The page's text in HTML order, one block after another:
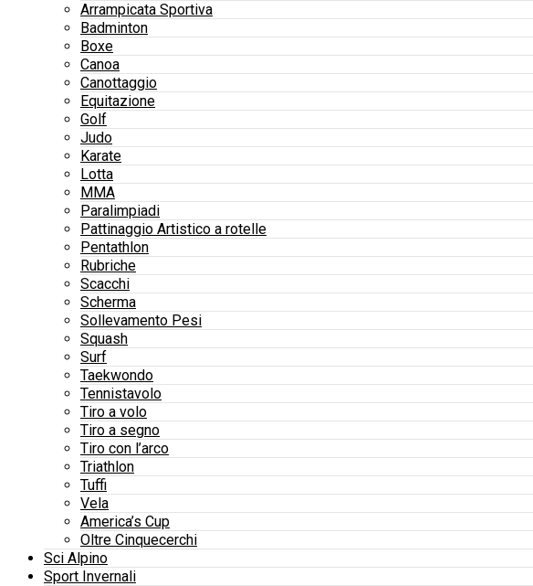
Arrampicata Sportiva
Badminton
Boxe
Canoa
Canottaggio
Equitazione
Golf
Judo
Karate
Lotta
MMA
Paralimpiadi
Pattinaggio Artistico a rotelle
Pentathlon
Rubriche
Scacchi
Scherma
Sollevamento Pesi
Squash
Surf
Taekwondo
Tennistavolo
Tiro a volo
Tiro a segno
Tiro con l’arco
Triathlon
Tuffi
Vela
America’s Cup
Oltre Cinquecerchi
Sci Alpino
Sport Invernali